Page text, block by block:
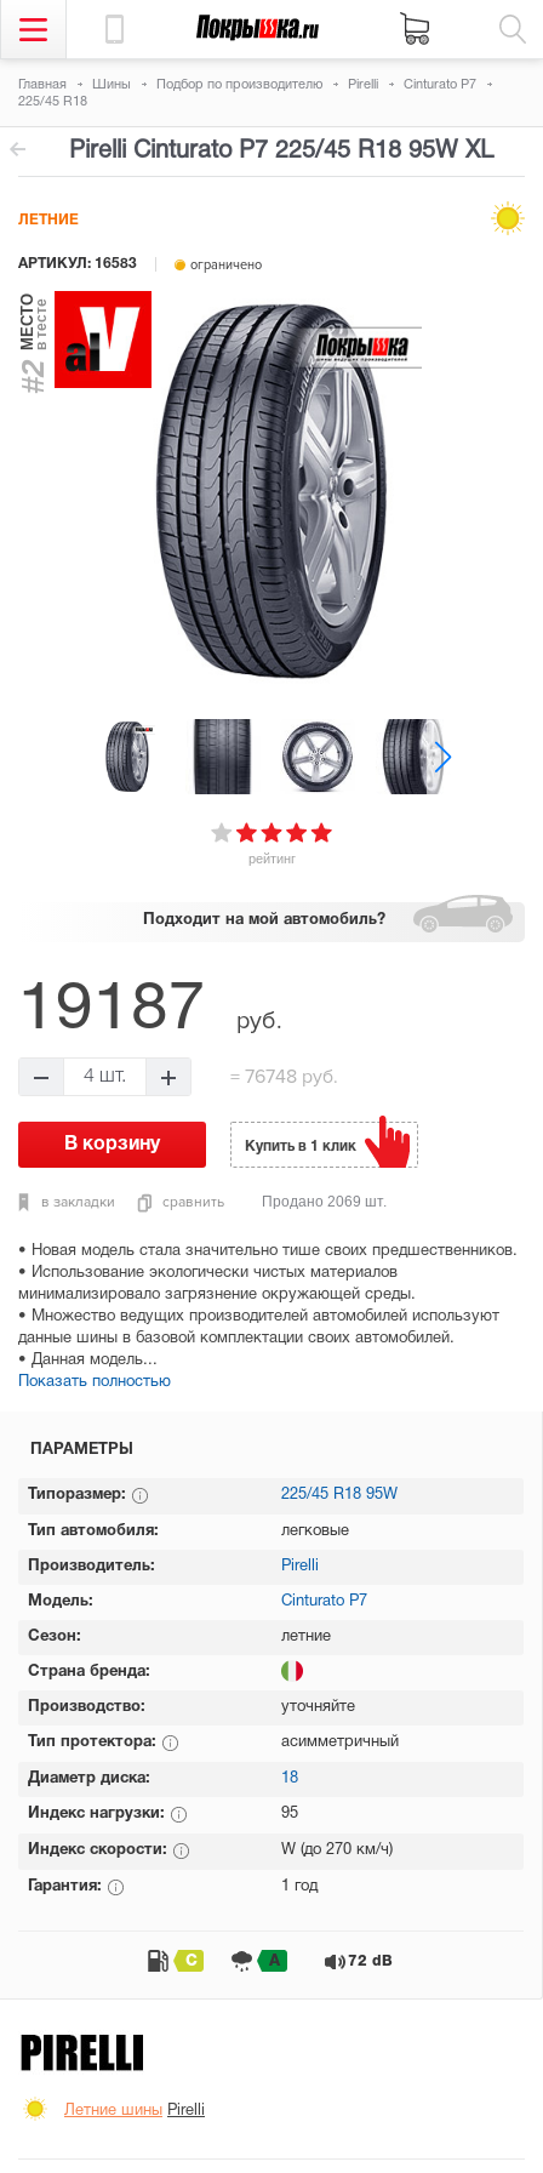
Главная Шины Подбор по производителю Pirelli
Cinturato P7
225/45 R18
Pirelli Cinturato P7 225/45 R18 95W XL
рейтинг
АРТИКУЛ: 16583 ограничено
ЛЕТНИЕ
#2
МЕСТОв тесте
Подходит на мой автомобиль?
• Новая модель стала значительно тише своих предшественников.
• Использование экологически чистых материалов
минимализировало загрязнение окружающей среды.
• Множество ведущих производителей автомобилей используют
данные шины в базовой комплектации своих автомобилей.
• Данная модель...
Показать полностью
19187 руб.
4 шт. = 76748 руб.
в закладки сравнить
Купить в 1 клик
Продано 2069 шт.
ПАРАМЕТРЫ
Типоразмер: 225/45 R18 95W
Тип автомобиля: легковые
Производитель: Pirelli
Модель: Cinturato P7
Сезон: летние
Страна бренда:
Производство: уточняйте
Тип протектора: асимметричный
Диаметр диска: 18
Индекс нагрузки: 95
Индекс скорости: W (до 270 км/ч)
Гарантия: 1 год
C A 72 dB
Летние шины Pirelli